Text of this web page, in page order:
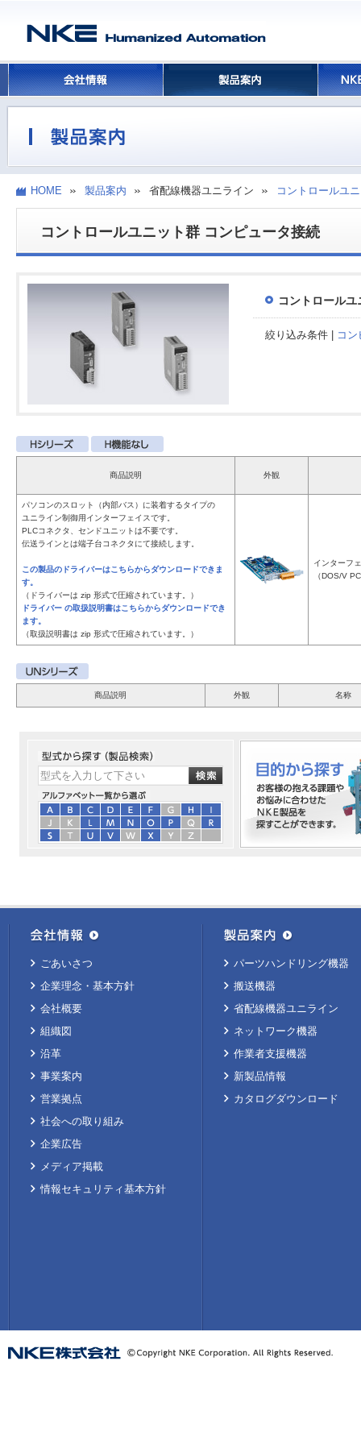
HOME 製品案内 省配線機器ユニライン コントロールユ
コントロールユニット群 コンピュータ接続
コントロールユ
絞り込み条件 | コ
商品説明 外観
パソコンのスロット（内部バス）に装着するタイプの
ユニライン制御用インターフェイスです。
PLCコネクタ、センドユニットは不要です。
伝送ラインとは端子台コネクタにて接続します。
この製品のドライバーはこちらからダウンロードできま
す。
（ドライバーは zip 形式で圧縮されています。）
ドライバー の取扱説明書はこちらからダウンロードでき
ます。
（取扱説明書は zip 形式で圧縮されています。）
インターフ
（DOS/V
商品説明 外観 名称
ごあいさつ
企業理念・基本方針
会社概要
組織図
沿革
事業案内
営業拠点
社会への取り組み
企業広告
メディア掲載
情報セキュリティ基本方針
パーツハンドリング機器
搬送機器
省配線機器ユニライン
ネットワーク機器
作業者支援機器
新製品情報
カタログダウンロード